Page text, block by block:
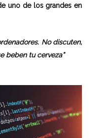
uno de los grandes en
No discuten,
beben tu cerveza”